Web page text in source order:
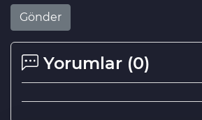
Gönder
Yorumlar (0)